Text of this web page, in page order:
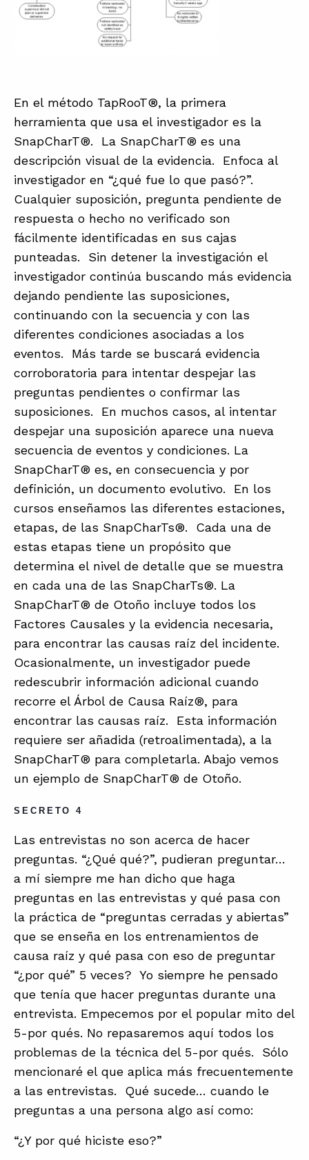
En el método TapRooT®, la primera
herramienta que usa el investigador es la
SnapCharT®. La SnapCharT® es una
descripción visual de la evidencia. Enfoca al
investigador en “¿qué fue lo que pasó?”.
Cualquier suposición, pregunta pendiente de
respuesta o hecho no verificado son
fácilmente identificadas en sus cajas
punteadas. Sin detener la investigación el
investigador continúa buscando más evidencia
dejando pendiente las suposiciones,
continuando con la secuencia y con las
diferentes condiciones asociadas a los
eventos. Más tarde se buscará evidencia
corroboratoria para intentar despejar las
preguntas pendientes o confirmar las
suposiciones. En muchos casos, al intentar
despejar una suposición aparece una nueva
secuencia de eventos y condiciones. La
SnapCharT® es, en consecuencia y por
definición, un documento evolutivo. En los
cursos enseñamos las diferentes estaciones,
etapas, de las SnapCharTs®. Cada una de
estas etapas tiene un propósito que
determina el nivel de detalle que se muestra
en cada una de las SnapCharTs®. La
SnapCharT® de Otoño incluye todos los
Factores Causales y la evidencia necesaria,
para encontrar las causas raíz del incidente.
Ocasionalmente, un investigador puede
redescubrir información adicional cuando
recorre el Árbol de Causa Raíz®, para
encontrar las causas raíz. Esta información
requiere ser añadida (retroalimentada), a la
SnapCharT® para completarla. Abajo vemos
un ejemplo de SnapCharT® de Otoño.
SECRETO 4
Las entrevistas no son acerca de hacer
preguntas. “¿Qué qué?”, pudieran preguntar…
a mí siempre me han dicho que haga
preguntas en las entrevistas y qué pasa con
la práctica de “preguntas cerradas y abiertas”
que se enseña en los entrenamientos de
causa raíz y qué pasa con eso de preguntar
“¿por qué” 5 veces? Yo siempre he pensado
que tenía que hacer preguntas durante una
entrevista. Empecemos por el popular mito del
5-por qués. No repasaremos aquí todos los
problemas de la técnica del 5-por qués. Sólo
mencionaré el que aplica más frecuentemente
a las entrevistas. Qué sucede… cuando le
preguntas a una persona algo así como:
“¿Y por qué hiciste eso?”